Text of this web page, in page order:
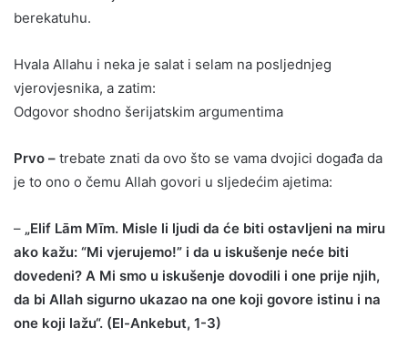
berekatuhu.
Hvala Allahu i neka je salat i selam na posljednjeg
vjerovjesnika, a zatim:
Odgovor shodno šerijatskim argumentima
Prvo – trebate znati da ovo što se vama dvojici događa da
je to ono o čemu Allah govori u sljedećim ajetima:
– „Elif Lām Mīm. Misle li ljudi da će biti ostavljeni na miru
ako kažu: “Mi vjerujemo!” i da u iskušenje neće biti
dovedeni? A Mi smo u iskušenje dovodili i one prije njih,
da bi Allah sigurno ukazao na one koji govore istinu i na
one koji lažu“. (El-Ankebut, 1-3)